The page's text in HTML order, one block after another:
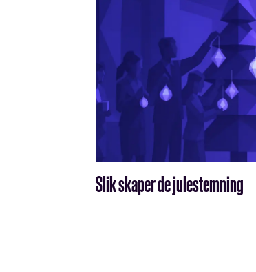
juletradisjoner
Slik skaper de julestemning